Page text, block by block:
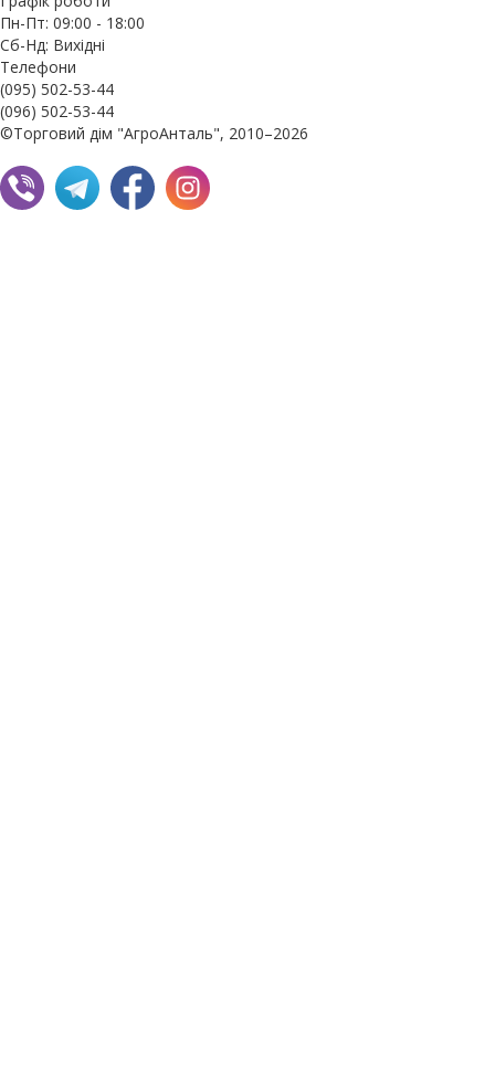
Пн-Пт: 09:00 - 18:00
Сб-Нд: Вихідні
Телефони
(095) 502-53-44
(096) 502-53-44
©Торговий дім "АгроАнталь", 2010–2026